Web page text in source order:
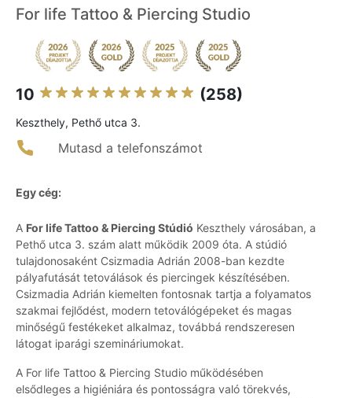
For life Tattoo & Piercing Studio
10 (258)
Keszthely, Pethő utca 3.
Mutasd a telefonszámot
Egy cég:
A For life Tattoo & Piercing Stúdió Keszthely városában, a
Pethő utca 3. szám alatt működik 2009 óta. A stúdió
tulajdonosaként Csizmadia Adrián 2008-ban kezdte
pályafutását tetoválások és piercingek készítésében.
Csizmadia Adrián kiemelten fontosnak tartja a folyamatos
szakmai fejlődést, modern tetoválógépeket és magas
minőségű festékeket alkalmaz, továbbá rendszeresen
látogat iparági szemináriumokat.
A For life Tattoo & Piercing Studio működésében
elsődleges a higiéniára és pontosságra való törekvés,